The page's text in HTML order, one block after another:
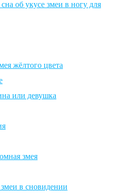
об укусе змеи в ногу для
жёлтого цвета
или девушка
змея
в сновидении